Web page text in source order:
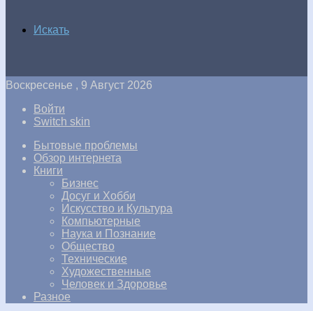
Искать
Воскресенье , 9 Август 2026
Войти
Switch skin
Бытовые проблемы
Обзор интернета
Книги
Бизнес
Досуг и Хобби
Искусство и Культура
Компьютерные
Наука и Познание
Общество
Технические
Художественные
Человек и Здоровье
Разное